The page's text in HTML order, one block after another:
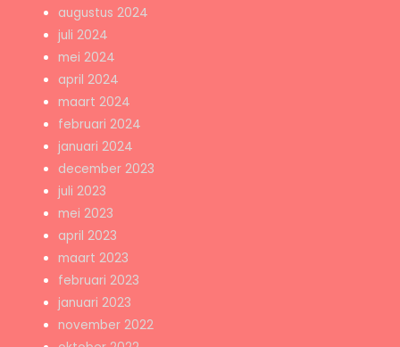
augustus 2024
juli 2024
mei 2024
april 2024
maart 2024
februari 2024
januari 2024
december 2023
juli 2023
mei 2023
april 2023
maart 2023
februari 2023
januari 2023
november 2022